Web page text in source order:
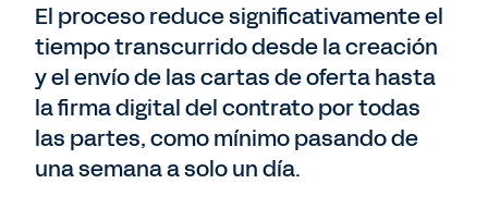
El proceso reduce significativamente el
tiempo transcurrido desde la creación
y el envío de las cartas de oferta hasta
la firma digital del contrato por todas
las partes, como mínimo pasando de
una semana a solo un día.